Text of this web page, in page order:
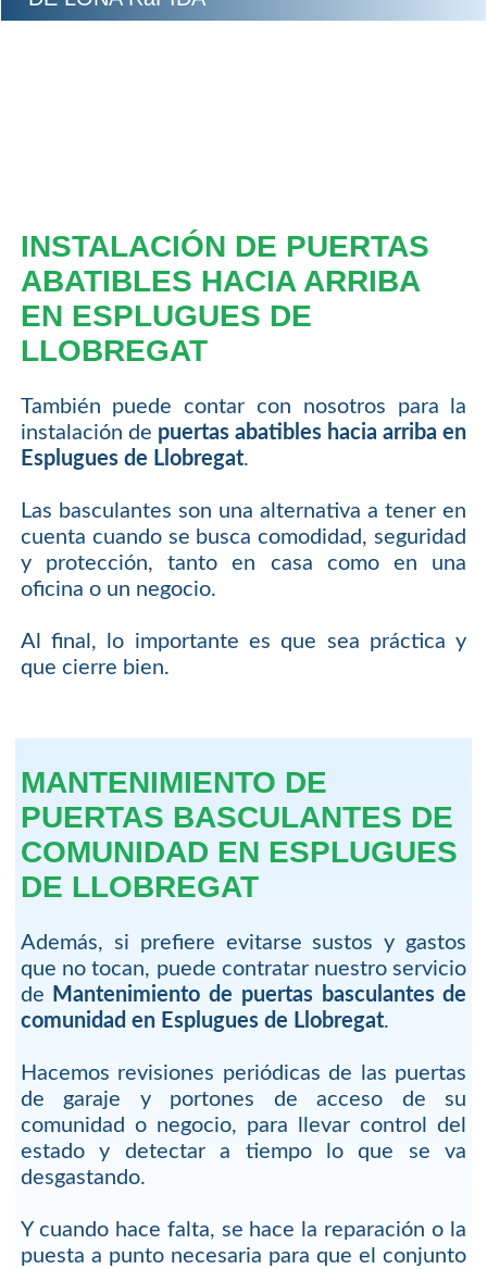
INSTALACIÓN DE PUERTAS
ABATIBLES HACIA ARRIBA
EN ESPLUGUES DE
LLOBREGAT
También puede contar con nosotros para la
instalación de puertas abatibles hacia arriba en
Esplugues de Llobregat.
Las basculantes son una alternativa a tener en
cuenta cuando se busca comodidad, seguridad
y protección, tanto en casa como en una
oficina o un negocio.
Al final, lo importante es que sea práctica y
que cierre bien.
MANTENIMIENTO DE
PUERTAS BASCULANTES DE
COMUNIDAD EN ESPLUGUES
DE LLOBREGAT
Además, si prefiere evitarse sustos y gastos
que no tocan, puede contratar nuestro servicio
de Mantenimiento de puertas basculantes de
comunidad en Esplugues de Llobregat.
Hacemos revisiones periódicas de las puertas
de garaje y portones de acceso de su
comunidad o negocio, para llevar control del
estado y detectar a tiempo lo que se va
desgastando.
Y cuando hace falta, se hace la reparación o la
puesta a punto necesaria para que el conjunto